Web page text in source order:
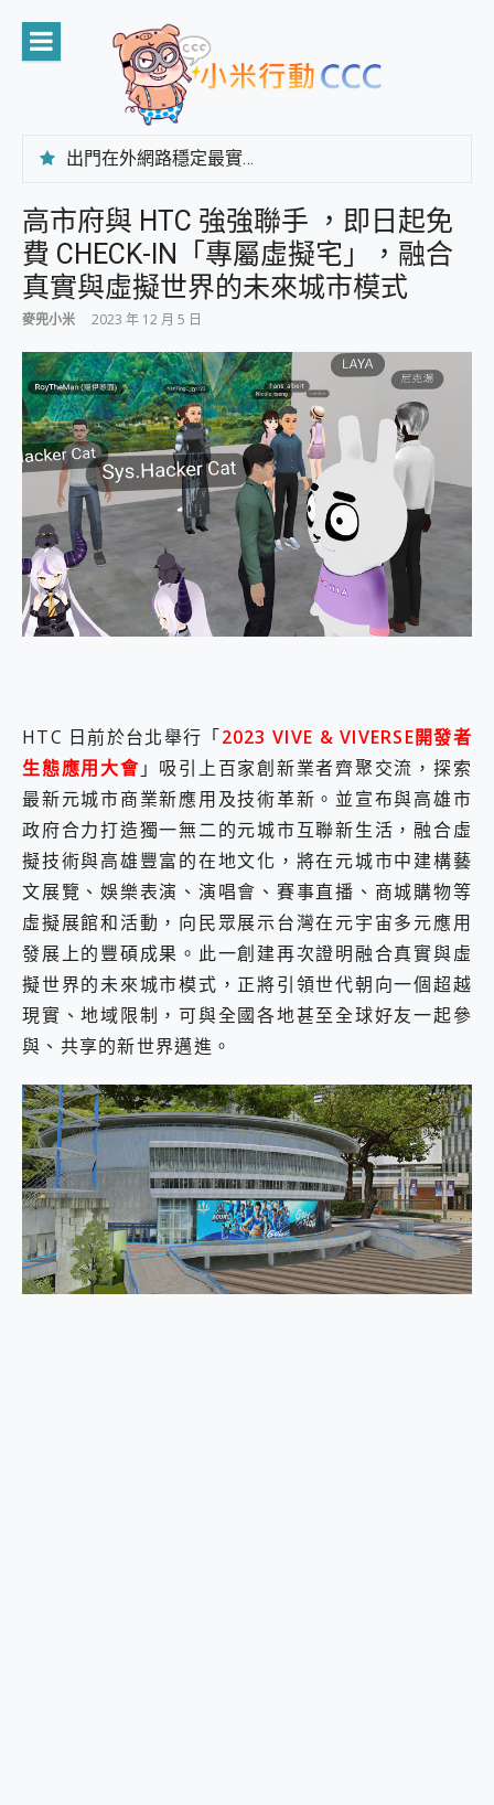
content
出門在外網路穩定最實在 「台灣大哥大」榮獲 4G/5G 在線率全球 NO.3 全台第一與全台六冠王實測心得，走到哪順到哪！
CP 值天花板~ Bongcom BS5 足球君開箱~ 短焦投影機 3千元就能擁有！ 折扣碼在這～
專為 PC上的 XBOX和掌機設計的 FireCuda X1070 SSD 固態硬碟開箱 評測
台灣製攝影機在這裡，100%全無線設計 SpotCam Solo Eco 太陽能防水雲端攝影機 SpotCam Solo 3 2.5K高畫質戶外攝影機 開箱 評測
電力超超超持久 MSI 微星 Prestige 14 AI+ D3MG-031TW 14吋 開箱評價，AI輕薄商務筆電 Copilot+ PC
超懂拍、耐用 AI 街拍機~ realme 16 Pro 開箱評價~ 2 億畫素 LumaColor 影像、持久續航與 IP69K 高防護
AI 支付 一錶搞定大小事 Xiaomi Watch 5 開箱 評測
超驚艷 讓人一眼就愛上 LENOVO 聯想 Yoga Book 9 14吋 AI輕薄筆電 開箱 評測
美到讓人超想擁有 moto pad 60 系列 與 Moto | Swarovski razr 60 冰藍限定版本 開箱 評測
好用的 EaseUS Partition Master 讓您輕鬆的移除與格式化有防寫保護的隨身碟或SD卡
一鍵修復模糊影片、舊照的 AI 好幫手! VideoProc Converter AI 新版全解析 × 年末優惠，一篇全看懂
小朋友才做選擇 投影機 RGB藍牙音響 氛圍情境燈 我通通都要！ Starfish 2 幻彩膠囊投影機｜結合「 智慧投影 & 煥彩流動 」的沈浸式生活新體驗
外型超吸晴~ 給您絕佳操控體驗 GravaStar Mercury K1 系列 異星機械鍵盤與 Mercury X 系列 輕量無線電競滑鼠 開箱 評測
開箱~變身「蜘蛛人」椅子軍師！MSI MPG 491CQP QD-OLED 超寬曲面電競螢幕，多工辦公、爽度滿滿的終極桌面體驗
DJI Osmo Pocket 3 爽爽帶回家 歡慶 EaseUS 21 週年到來，「Slogan 海報徵稿活動」好康大放送
小巧好吸不擋鏡頭 有Qi2認證的 ONPRO MagReact MXs2 5000mAh薄型磁吸無線急速行動電源 開箱 評測
會走動的冷暖氣 SONY REON POCKET PRO 穿戴式智慧冷暖調溫裝置 開箱 評測
寶可夢飛人外掛iToolab AnyGo全新升級，GO Fest 五折優惠嗨翻天！支援 iOS/Android！
自帶線的 有線無線都能充 ONPRO MagReact M5 10000mAh 5合1 磁吸無線急速行動電源 開箱 評測
飛利浦 JS7310 ⚡【電急便｜行動儲能救車電源】 可靠的旅行夥伴！帶給您優異的安全性與強大供電效能
是螢幕也是電視! 一機超多用途「MSI微星 Modern MD272UPSW 27型」 4K IPS 輕薄商用智慧聯網螢幕 開箱 評測
您的專屬AI 助手 Yoga Slim 7 Aura Edition 觸控AI筆電 開箱 評測
realme 14 Pro 超硬軍規、冰感變色實測，realme 14 5G 遊戲戰鬥值爆表，效能x娛樂全都要！
iPhone、Apple Watch、AirPods耳機 三個設備充電一起搞定 ONPRO MagReact™ M3 3 in 1可攜摺疊無線充電器 開箱 評測
動靜皆宜「HUAWEI FreeArc」開放式耳掛耳機，無感配戴! 超穩超服貼，音質、通話也很優質
好玩好拍 vivo V50 ~ 口袋裡的 Zeiss 潮流攝影棚!
25種洗烘模式一機搞定! Roborock 衣莉莎白 H1 Neo分子篩洗脫烘 AI 滾筒洗衣機
給 MSI Claw 系列電競掌機 最完美的家 MSI Nest Docking Station 掌機專屬擴充底座 開箱 評測
B&O 精品級音響! Home+ 中嘉寬頻 SoundBox 劇院串流盒 開箱 評測
2億 APO蔡司長焦神機降臨~ vivo X200 Pro、vivo X200 就是這麼好拍
Locawhere AnyTo 寶可夢飛人 AnyTo 不出門也可以飛遍全世界
小體積 40000mAh 超大容量 一次充5個設備 充好充滿 CUKTECH 酷態科 300W 微型充電站 開箱 評測
97.3% 恢復率，資料救援就是這麼簡單 EaseUS Data Recovery Wizard Free 18.0.0 業界最好的資料救援軟體
磁碟系統大風吹 有了 磁碟管理程式 EaseUS Partition Master 就是這麼簡單
全新 SONY Xperia 1 VI 開箱! 相機實測! 長焦覆蓋更遠更清晰、2日長續航、頂尖影音娛樂效能~
Xiaomi 14 Ultra 開箱 評測~ 有深度的 Leica 影像旗艦手機! 加碼小旗艦 Xiaomi 14 開箱 評測
vivo TWS 3e 真無線藍牙耳機智慧降噪升級、音質明亮溫潤，並支援雙設備連接~
MSI Claw 掌機專屬配件包 來囉 完美保護 MSI Claw A1M-026TW 電競掌機
人像旗艦 vivo V30 系列 開箱 評測! 首搭蔡司光學鏡頭、攝影棚級柔光環、拍攝功能最好玩的美拍神機 vivo V30 Pro
多個願望一次滿足 超強散熱 微星 MSI Claw A1M-026TW 電競掌機 開箱 評測
高市府與 HTC 強強聯手 ，即日起免
費 CHECK-IN「專屬虛擬宅」，融合
真實與虛擬世界的未來城市模式
麥兜小米 2023 年 12 月 5 日
HTC 日前於台北舉行「2023 VIVE & VIVERSE開發者
生態應用大會 」吸引上百家創新業者齊聚交流，探索
最新元城市商業新應用及技術革新。並宣布與高雄市
政府合力打造獨一無二的元城市互聯新生活，融合虛
擬技術與高雄豐富的在地文化，將在元城市中建構藝
文展覽、娛樂表演、演唱會、賽事直播、商城購物等
虛擬展館和活動，向民眾展示台灣在元宇宙多元應用
發展上的豐碩成果。此一創建再次證明融合真實與虛
擬世界的未來城市模式，正將引領世代朝向一個超越
現實、地域限制，可與全國各地甚至全球好友一起參
與、共享的新世界邁進。